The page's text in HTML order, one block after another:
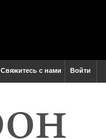
Войти
Свяжитесь с нами